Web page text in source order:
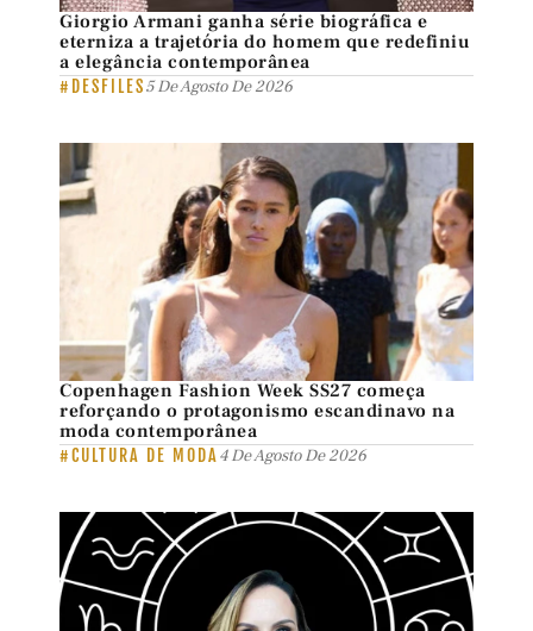
Giorgio Armani ganha série biográfica e
eterniza a trajetória do homem que redefiniu
a elegância contemporânea
#DESFILES5 De Agosto De 2026
Copenhagen Fashion Week SS27 começa
reforçando o protagonismo escandinavo na
moda contemporânea
#CULTURA DE MODA4 De Agosto De 2026